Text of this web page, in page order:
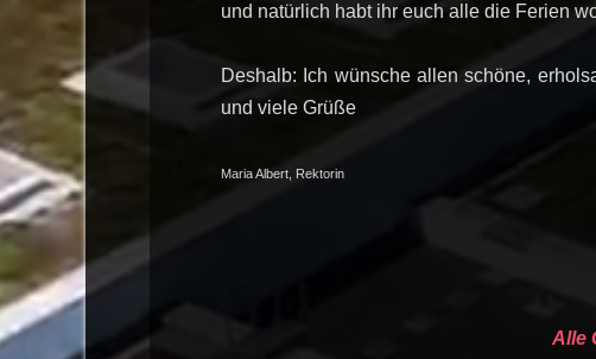
und natürlich habt ihr euch alle die Ferien
Deshalb: Ich wünsche allen schöne,
und viele Grüße
Maria Albert, Rektorin
Alle